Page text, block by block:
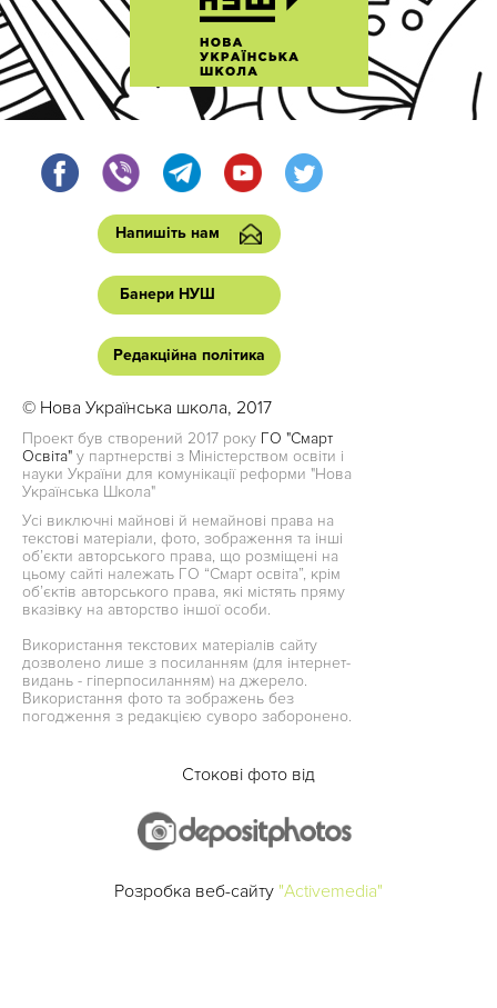
Напишіть нам
Банери НУШ
Редакційна політика
© Нова Українська школа, 2017
Проект був створений 2017 року ГО "Смарт
Освіта" у партнерстві з Міністерством освіти і
науки України для комунікації реформи "Нова
Українська Школа"
Усі виключні майнові й немайнові права на
текстові матеріали, фото, зображення та інші
об’єкти авторського права, що розміщені на
цьому сайті належать ГО “Смарт освіта”, крім
об’єктів авторського права, які містять пряму
вказівку на авторство іншої особи.
Використання текстових матеріалів сайту
дозволено лише з посиланням (для інтернет-
видань - гіперпосиланням) на джерело.
Використання фото та зображень без
погодження з редакцією суворо заборонено.
Стокові фото від
Розробка веб-сайту "Activemedia"